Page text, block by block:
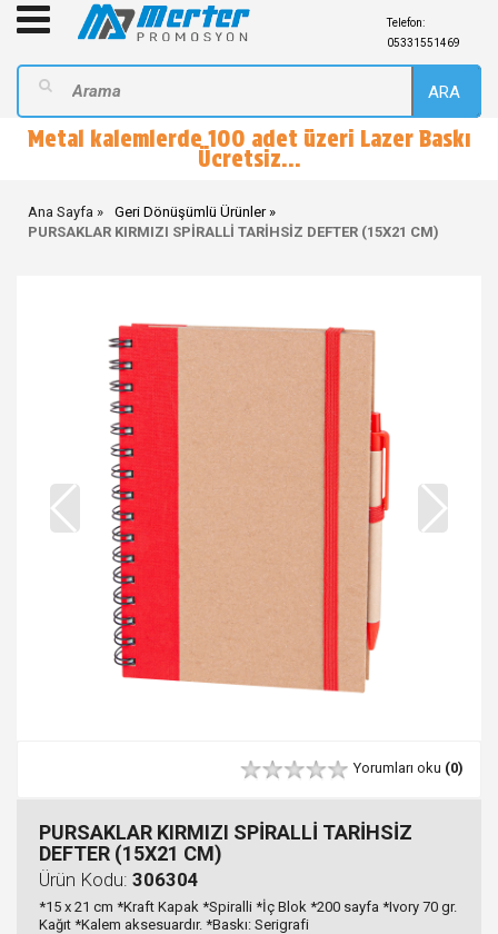
Telefon:
05331551469
ARA
Metal kalemlerde 100 adet üzeri Lazer Baskı
Ücretsiz...
Ana Sayfa
Geri Dönüşümlü Ürünler
PURSAKLAR KIRMIZI SPİRALLİ TARİHSİZ DEFTER (15X21 CM)
Yorumları oku (0)
PURSAKLAR KIRMIZI SPİRALLİ TARİHSİZ
DEFTER (15X21 CM)
Ürün Kodu: 306304
*15 x 21 cm *Kraft Kapak *Spiralli *İç Blok *200 sayfa *Ivory 70 gr.
Kağıt *Kalem aksesuardır. *Baskı: Serigrafi